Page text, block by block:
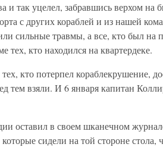
так уцелел, забравшись верхом на
с других кораблей и из нашей
сильные травмы, а все, кто был на
тех, кто находился на квартердеке.
кто потерпел кораблекрушение,
тем взяли. И 6 января капитан
оставил в своем шканечном
сидели на той стороне стола,